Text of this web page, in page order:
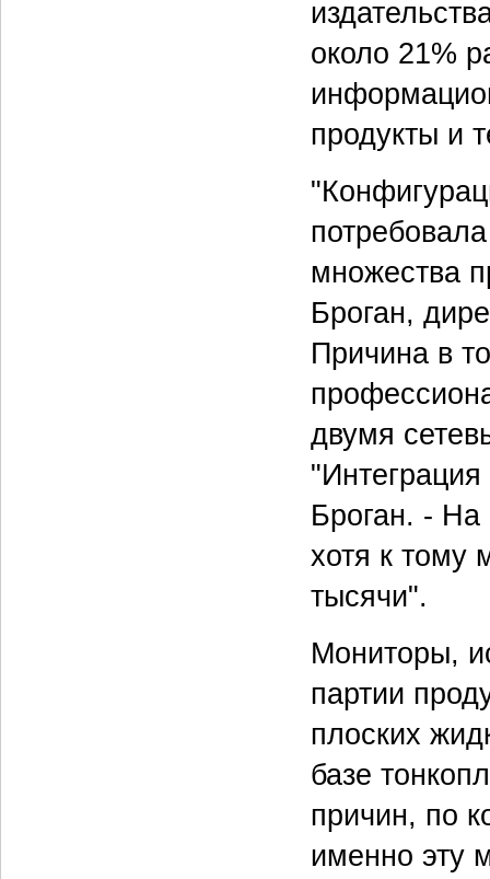
около 21%
продукты и
множества
Броган,
Причина в
двумя
Броган. -
хотя к тому
тысячи".
Мониторы,
партии
плоских
базе
причин, по
именно эту